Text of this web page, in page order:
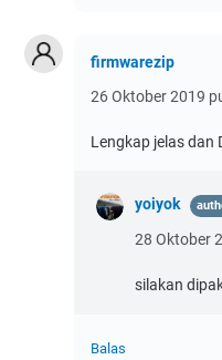
firmwarezip
26 Oktober 2019
Lengkap jelas dan
yoiyok
28 Oktober
silakan
Balas